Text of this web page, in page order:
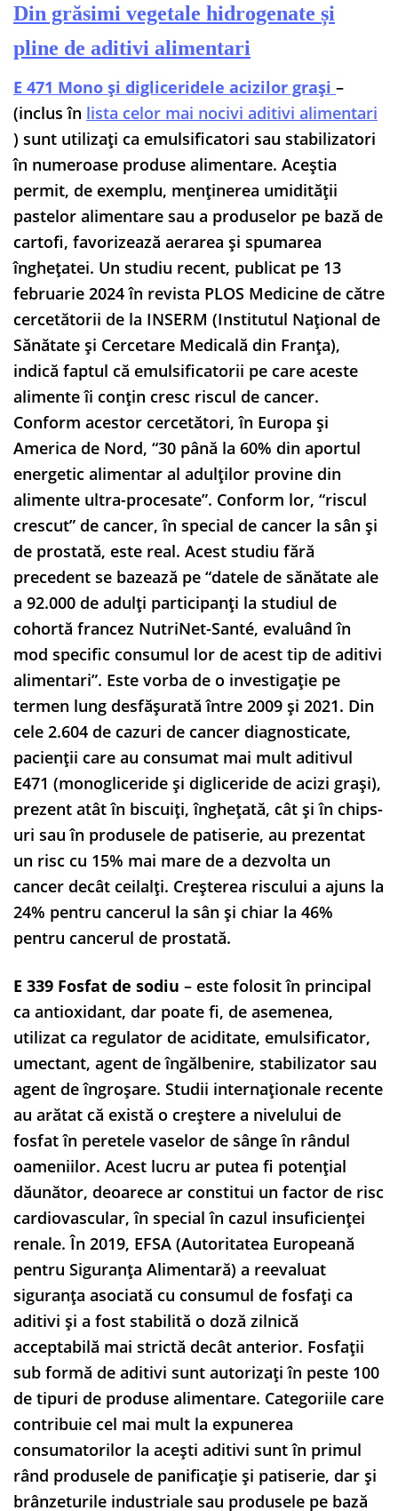
Din grăsimi vegetale hidrogenate și
pline de aditivi alimentari
E 471 Mono și digliceridele acizilor grași –
(inclus în lista celor mai nocivi aditivi alimentari
) sunt utilizați ca emulsificatori sau stabilizatori
în numeroase produse alimentare. Aceștia
permit, de exemplu, menținerea umidității
pastelor alimentare sau a produselor pe bază de
cartofi, favorizează aerarea și spumarea
înghețatei. Un studiu recent, publicat pe 13
februarie 2024 în revista PLOS Medicine de către
cercetătorii de la INSERM (Institutul Național de
Sănătate și Cercetare Medicală din Franța),
indică faptul că emulsificatorii pe care aceste
alimente îi conțin cresc riscul de cancer.
Conform acestor cercetători, în Europa și
America de Nord, “30 până la 60% din aportul
energetic alimentar al adulților provine din
alimente ultra-procesate”. Conform lor, “riscul
crescut” de cancer, în special de cancer la sân și
de prostată, este real. Acest studiu fără
precedent se bazează pe “datele de sănătate ale
a 92.000 de adulți participanți la studiul de
cohortă francez NutriNet-Santé, evaluând în
mod specific consumul lor de acest tip de aditivi
alimentari”. Este vorba de o investigație pe
termen lung desfășurată între 2009 și 2021. Din
cele 2.604 de cazuri de cancer diagnosticate,
pacienții care au consumat mai mult aditivul
E471 (monogliceride și digliceride de acizi grași),
prezent atât în biscuiți, înghețată, cât și în chips-
uri sau în produsele de patiserie, au prezentat
un risc cu 15% mai mare de a dezvolta un
cancer decât ceilalți. Creșterea riscului a ajuns la
24% pentru cancerul la sân și chiar la 46%
pentru cancerul de prostată.
E 339 Fosfat de sodiu – este folosit în principal
ca antioxidant, dar poate fi, de asemenea,
utilizat ca regulator de aciditate, emulsificator,
umectant, agent de îngălbenire, stabilizator sau
agent de îngroșare. Studii internaționale recente
au arătat că există o creștere a nivelului de
fosfat în peretele vaselor de sânge în rândul
oameniilor. Acest lucru ar putea fi potențial
dăunător, deoarece ar constitui un factor de risc
cardiovascular, în special în cazul insuficienței
renale. În 2019, EFSA (Autoritatea Europeană
pentru Siguranța Alimentară) a reevaluat
siguranța asociată cu consumul de fosfați ca
aditivi și a fost stabilită o doză zilnică
acceptabilă mai strictă decât anterior. Fosfații
sub formă de aditivi sunt autorizați în peste 100
de tipuri de produse alimentare. Categoriile care
contribuie cel mai mult la expunerea
consumatorilor la acești aditivi sunt în primul
rând produsele de panificație și patiserie, dar și
brânzeturile industriale sau produsele pe bază